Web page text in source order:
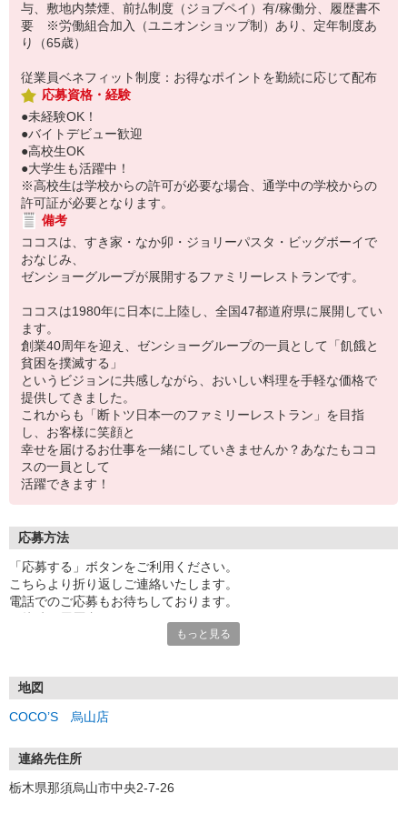
与、敷地内禁煙、前払制度（ジョブペイ）有/稼働分、履歴書不
要 ※労働組合加入（ユニオンショップ制）あり、定年制度あ
り（65歳）
従業員ベネフィット制度：お得なポイントを勤続に応じて配布
応募資格・経験
●未経験OK！
●バイトデビュー歓迎
●高校生OK
●大学生も活躍中！
※高校生は学校からの許可が必要な場合、通学中の学校からの
許可証が必要となります。
備考
ココスは、すき家・なか卯・ジョリーパスタ・ビッグボーイで
おなじみ、
ゼンショーグループが展開するファミリーレストランです。
ココスは1980年に日本に上陸し、全国47都道府県に展開してい
ます。
創業40周年を迎え、ゼンショーグループの一員として「飢餓と
貧困を撲滅する」
というビジョンに共感しながら、おいしい料理を手軽な価格で
提供してきました。
これからも「断トツ日本一のファミリーレストラン」を目指
し、お客様に笑顔と
幸せを届けるお仕事を一緒にしていきませんか？あなたもココ
スの一員として
活躍できます！
応募方法
「応募する」ボタンをご利用ください。
こちらより折り返しご連絡いたします。
電話でのご応募もお待ちしております。
もっと見る
地図
COCO’S 烏山店
連絡先住所
栃木県那須烏山市中央2-7-26